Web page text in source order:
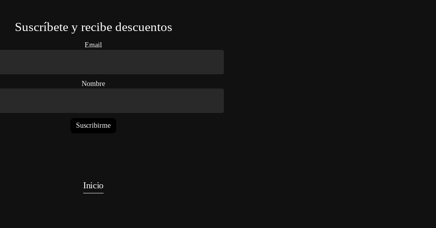
Suscríbete y recibe descuentos
Email
Nombre
Suscribirme
Inicio